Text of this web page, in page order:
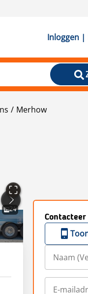
Inloggen |
Merhow
24